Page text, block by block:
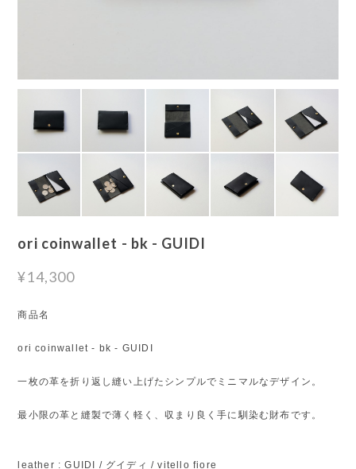
ori coinwallet - bk - GUIDI
¥14,300
商品名
ori coinwallet - bk - GUIDI
一枚の革を折り返し縫い上げたシンプルでミニマルなデザイン。
最小限の革と縫製で薄く軽く、収まり良く手に馴染む財布です。
leather : GUIDI / グイディ / vitello fiore